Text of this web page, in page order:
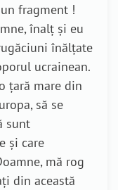
fragment !
înalț și eu
înălțate
ucrainean.
țară mare din
să se
sunt
și care
mă rog
din această